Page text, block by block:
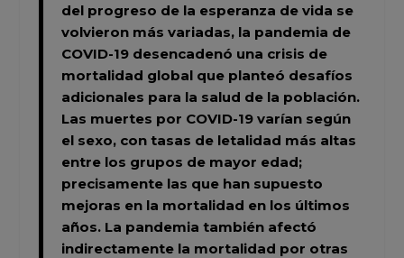
del progreso de la esperanza de vida se
volvieron más variadas, la pandemia de
COVID-19 desencadenó una crisis de
mortalidad global que planteó desafíos
adicionales para la salud de la población.
Las muertes por COVID-19 varían según
el sexo, con tasas de letalidad más altas
entre los grupos de mayor edad;
precisamente las que han supuesto
mejoras en la mortalidad en los últimos
años. La pandemia también afectó
indirectamente la mortalidad por otras